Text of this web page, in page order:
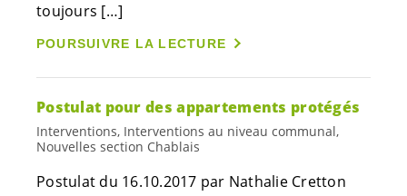
toujours […]
POURSUIVRE LA LECTURE
Postulat pour des appartements protégés
Interventions, Interventions au niveau communal,
Nouvelles section Chablais
Postulat du 16.10.2017 par Nathalie Cretton